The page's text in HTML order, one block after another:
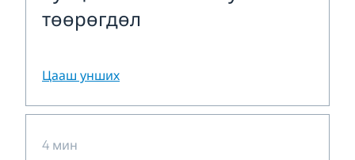
төөрөгдөл
Цааш унших
4 мин